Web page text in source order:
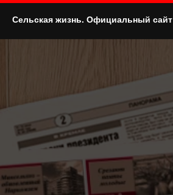
Сельская жизнь. Официальный сайт